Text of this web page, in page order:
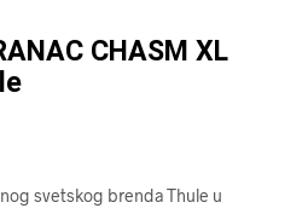
CHASM XL
svetskog brenda Thule u